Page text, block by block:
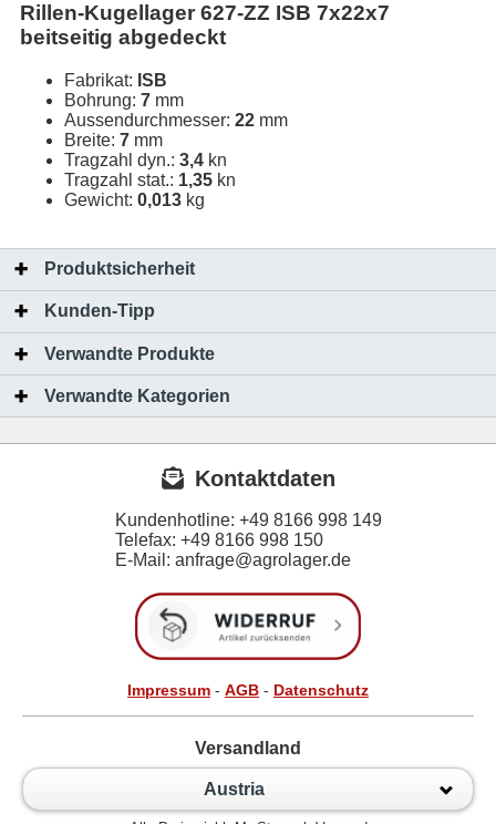
Rillen-Kugellager 627-ZZ ISB 7x22x7
beitseitig abgedeckt
Fabrikat: ISB
Bohrung: 7 mm
Aussendurchmesser: 22 mm
Breite: 7 mm
Tragzahl dyn.: 3,4 kn
Tragzahl stat.: 1,35 kn
Gewicht: 0,013 kg
Produktsicherheit
Kunden-Tipp
Verwandte Produkte
Verwandte Kategorien
Kontaktdaten
Kundenhotline: +49 8166 998 149
Telefax: +49 8166 998 150
E-Mail: anfrage@agrolager.de
Impressum - AGB - Datenschutz
Versandland
Austria